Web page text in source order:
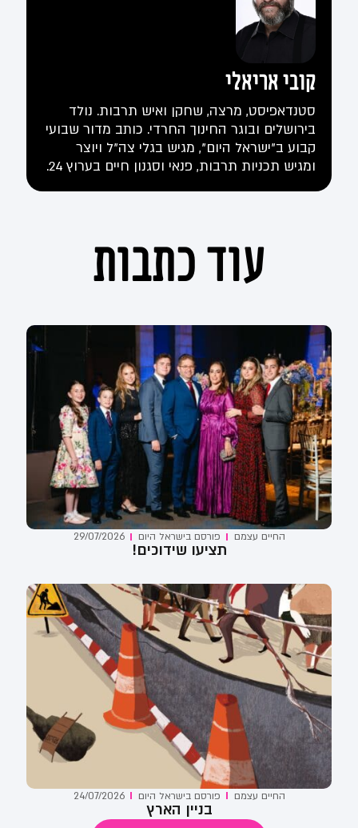
קובי אריאלי
סטנדאפיסט, מרצה, שחקן ואיש תרבות. נולד
בירושלים ובוגר החינוך החרדי. כותב מדור שבועי
קבוע ב"ישראל היום", מגיש בגלי צה"ל ויוצר
ומגיש תכניות תרבות, פנאי וסגנון חיים בערוץ 24.
עוד כתבות
החיים עצמם פורסם בישראל היום 29/07/2026
תציעו שידוכים!
החיים עצמם פורסם בישראל היום 24/07/2026
בניין הארץ